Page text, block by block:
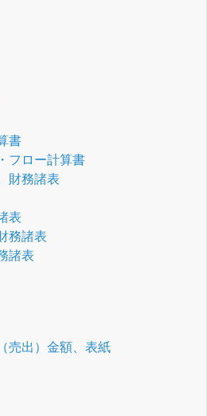
書
フロー計算書
財務諸表
表
務諸表
諸表
売出）金額、表紙